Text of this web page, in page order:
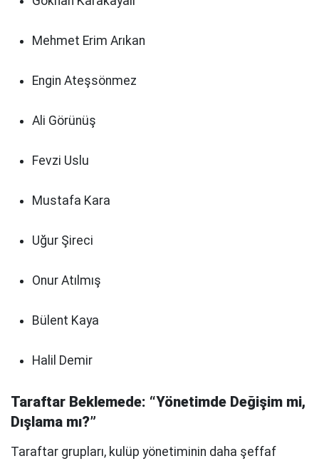
Mehmet Erim Arıkan
Engin Ateşsönmez
Ali Görünüş
Fevzi Uslu
Mustafa Kara
Uğur Şireci
Onur Atılmış
Bülent Kaya
Halil Demir
Taraftar Beklemede: “Yönetimde Değişim mi,
Dışlama mı?”
Taraftar grupları, kulüp yönetiminin daha şeffaf